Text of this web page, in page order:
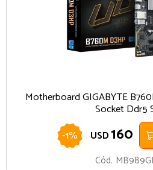
Motherboard GIGABYTE
Socket Ddr5
-1% USD160
Cód.